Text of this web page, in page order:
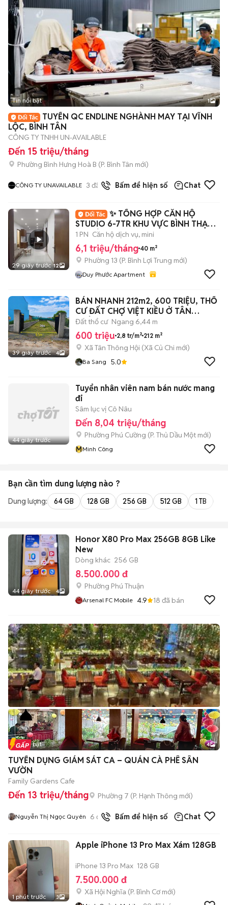
Tin nổi bật 1
TUYỂN QC ENDLINE NGHÀNH MAY TẠI VĨNH
LỘC, BÌNH TÂN
CÔNG TY TNHH UN-AVAILABLE
Đến 15 triệu/tháng
Phường Bình Hưng Hoà B (P. Bình Tân mới)
CÔNG TY UNAVAILABLE 3 đã bán Bấm để hiện số Chat
29 giây trước 12
✨ TỔNG HỢP CĂN HỘ
STUDIO 6-7TR KHU VỰC BÌNH THẠNH
& PHÚ NHUẬN ✨
1 PN Căn hộ dịch vụ, mini
6,1 triệu/tháng 40 m²
Phường 13 (P. Bình Lợi Trung mới)
Duy Phước Apartment
39 giây trước 4
BÁN NHANH 212m2, 600 TRIỆU, THỔ
CƯ ĐẤT CHỢ VIỆT KIỀU Ở TÂN
THÔNG HỘI.
Đất thổ cư Ngang 6,44 m
600 triệu 2,8 tr/m² 212 m²
Xã Tân Thông Hội (Xã Củ Chi mới)
Ba Sang 5.0
44 giây trước
Tuyển nhân viên nam bán nước mang
đi
Sâm lục vị Cô Nâu
Đến 8,04 triệu/tháng
Phường Phú Cường (P. Thủ Dầu Một mới)
MMinh Công
Bạn cần tìm dung lượng nào ?
Dung lượng: 64 GB 128 GB 256 GB 512 GB 1 TB
44 giây trước 4
Honor X80 Pro Max 256GB 8GB Like
New
Dòng khác 256 GB
8.500.000 đ
Phường Phú Thuận
Arsenal FC Mobile 4.9 18 đã bán
Tin nổi bật 4
TUYỂN DỤNG GIÁM SÁT CA – QUÁN CÀ PHÊ SÂN
VƯỜN
Family Gardens Cafe
Đến 13 triệu/tháng Phường 7 (P. Hạnh Thông mới)
Nguyễn Thị Ngọc Quyên 6 đã bánBấm để hiện số Chat
1 phút trước 3
Apple iPhone 13 Pro Max Xám 128GB
iPhone 13 Pro Max 128 GB
7.500.000 đ
Xã Hội Nghĩa (P. Bình Cơmới)